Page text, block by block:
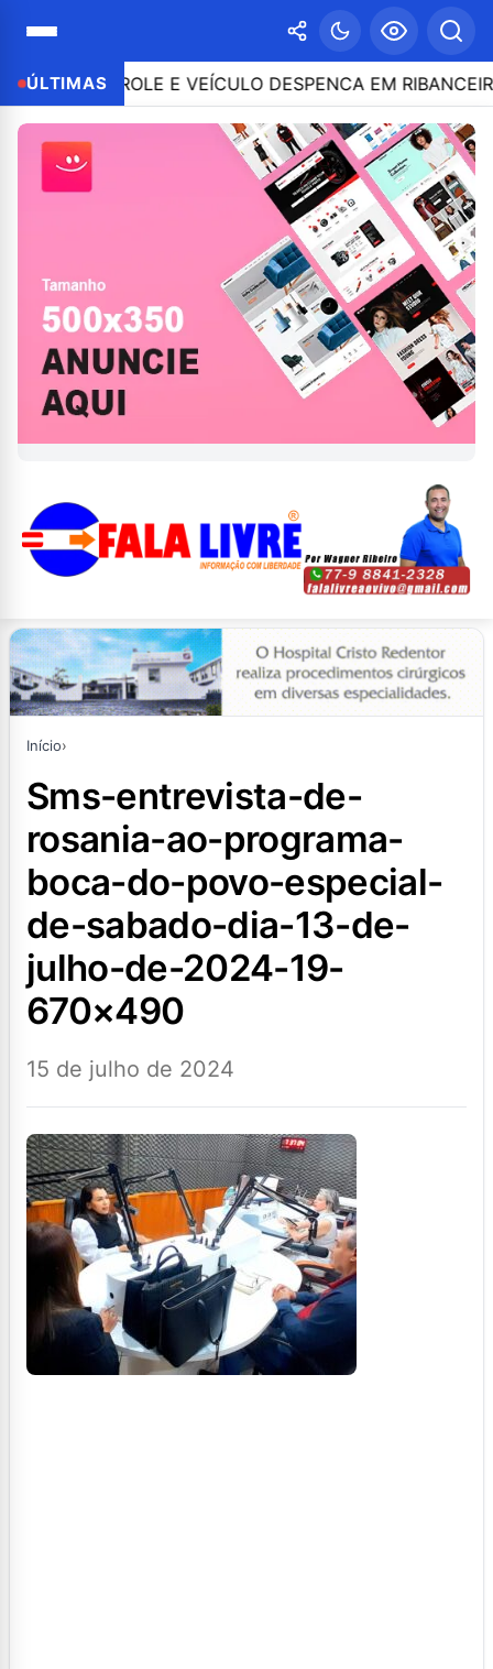
ÚLTIMAS E VEÍCULO DESPENCA EM RIBANCEIRA
Início›
sms-entrevista-de-
rosania-ao-programa-
boca-do-povo-especial-
de-sabado-dia-13-de-
julho-de-2024-19-
670×490
15 de julho de 2024